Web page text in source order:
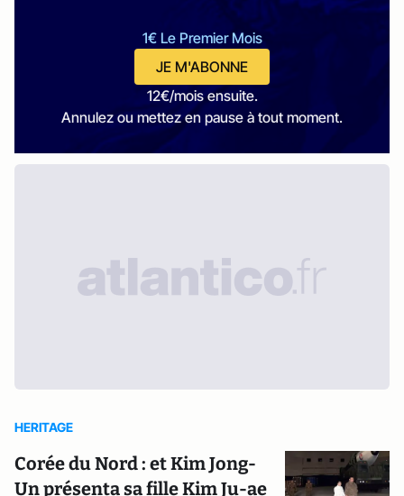
1€ Le Premier Mois
JE M'ABONNE
12€/mois ensuite.
Annulez ou mettez en pause à tout moment.
HERITAGE
Corée du Nord : et Kim Jong-
Un présenta sa fille Kim Ju-ae